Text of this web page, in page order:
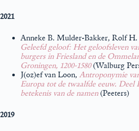
2021
Anneke B. Mulder-Bakker, Rolf
Geleefd geloof: Het geloofsleven
burgers in Friesland en de
Groningen, 1200-1580(Walburg
J(oz)ef van Loon, Antroponymie
Europa tot de twaalfde eeuw. Deel
betekenis van de namen(Peeters)
2019